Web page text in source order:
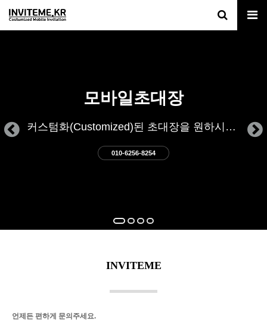
모바일초대장
커스텀화(Customized)된 초대장을 원하시나요?
010-6256-8254
INVITEME
언제든 편하게 문의주세요.